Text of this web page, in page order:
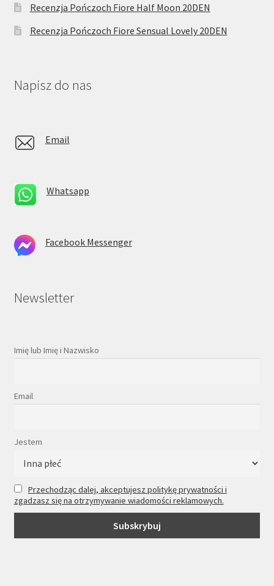
Recenzja Pończoch Fiore Half Moon 20DEN
Recenzja Pończoch Fiore Sensual Lovely 20DEN
Napisz do nas
Email
Whatsapp
Facebook Messenger
Newsletter
Imię lub Imię i Nazwisko
Email
Jestem
Przechodząc dalej, akceptujesz politykę prywatności i
zgadzasz się na otrzymywanie wiadomości reklamowych.